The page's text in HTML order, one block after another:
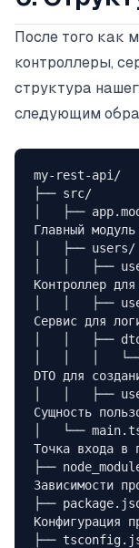
После того как
контроллеры,
структура
следующим
my-rest-api/
├── src/
│   ├──
Главный
│   ├── users/
│   │   ├──
Контроллер
│   │   ├──
Сервис для
│   │   ├──
│   │   │
DTO для
│   │   ├──
Сущность
│   └──
Точка входа в
├──
Зависимости
├──
Конфигурация
├──